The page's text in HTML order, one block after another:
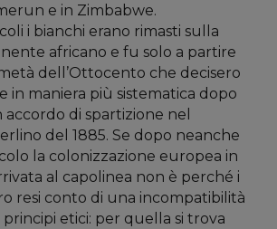
e in Zimbabwe.
i bianchi erano rimasti sulla
africano e fu solo a partire
dell’Ottocento che decisero
in maniera più sistematica dopo
di spartizione nel
del 1885. Se dopo neanche
la colonizzazione europea in
al capolinea non è perché i
resi conto di una incompatibilità
principi etici: per quella si trova